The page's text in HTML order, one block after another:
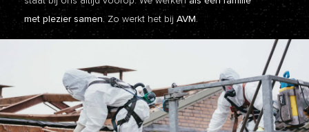
met plezier samen. Zo werkt het bij AVM.